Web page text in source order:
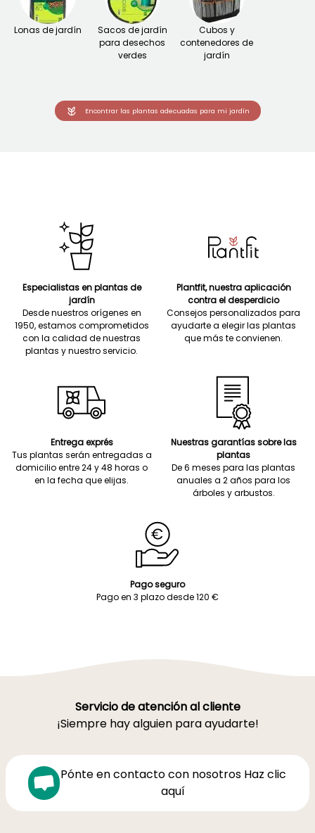
Lonas de jardín
Sacos de jardín
para desechos
verdes
Cubos y
contenedores de
jardín
Encontrar las plantas adecuadas para mi jardín
Especialistas en plantas de
jardín
Desde nuestros orígenes en
1950, estamos comprometidos
con la calidad de nuestras
plantas y nuestro servicio.
Plantfit, nuestra aplicación
contra el desperdicio
Consejos personalizados para
ayudarte a elegir las plantas
que más te convienen.
Entrega exprés
Tus plantas serán entregadas a
domicilio entre 24 y 48 horas o
en la fecha que elijas.
Nuestras garantías sobre las
plantas
De 6 meses para las plantas
anuales a 2 años para los
árboles y arbustos.
Pago seguro
Pago en 3 plazo desde 120 €
Servicio de atención al cliente
¡Siempre hay alguien para ayudarte!
Pónte en contacto con nosotros Haz clic
aquí